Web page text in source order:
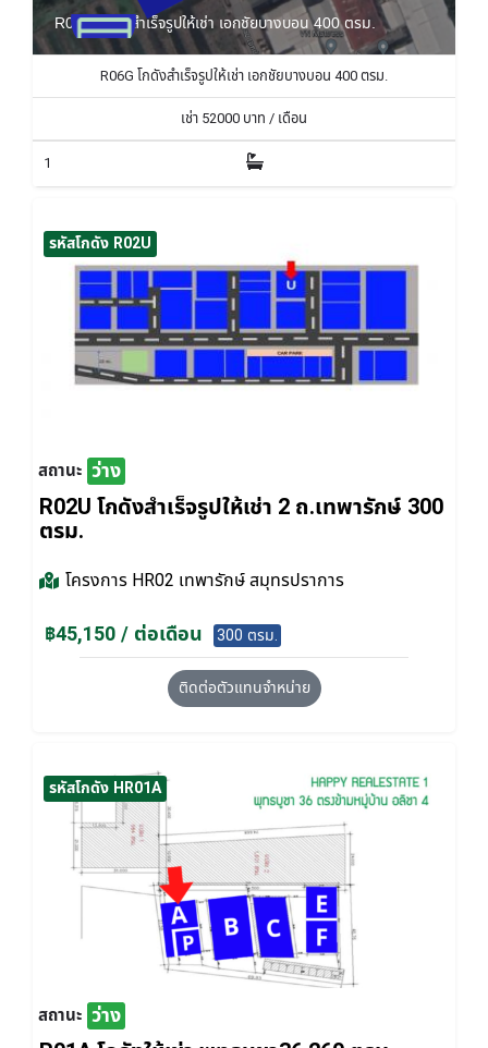
R06G โกดังสำเร็จรูปให้เช่า เอกชัยบางบอน 400 ตรม.
R06G โกดังสำเร็จรูปให้เช่า เอกชัยบางบอน 400 ตรม.
เช่า 52000 บาท / เดือน
1
รหัสโกดัง R02U
สถานะ ว่าง
R02U โกดังสำเร็จรูปให้เช่า 2 ถ.เทพารักษ์ 300
ตรม.
โครงการ HR02 เทพารักษ์ สมุทรปราการ
฿45,150 / ต่อเดือน 300 ตรม.
ติดต่อตัวแทนจำหน่าย
รหัสโกดัง HR01A
สถานะ ว่าง